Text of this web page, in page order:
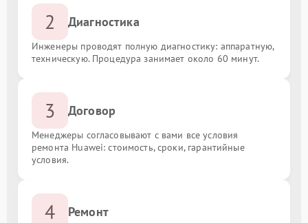
2 Диагностика
Инженеры проводят полную диагностику: аппаратную,
техническую. Процедура занимает около 60 минут.
3 Договор
Менеджеры согласовывают с вами все условия
ремонта Huawei: стоимость, сроки, гарантийные
условия.
4 Ремонт